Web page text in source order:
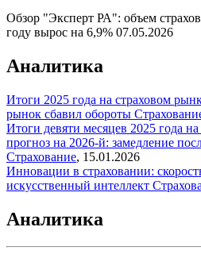
Обзор "Эксперт РА": объем
году вырос на 6,9% 07.05.2026
Аналитика
Итоги 2025 года на страховом
рынок сбавил обороты
Итоги девяти месяцев 2025 года
прогноз на 2026-й: замедление
Страхование, 15.01.2026
Инновации в страховании:
искусственный интеллект
Аналитика